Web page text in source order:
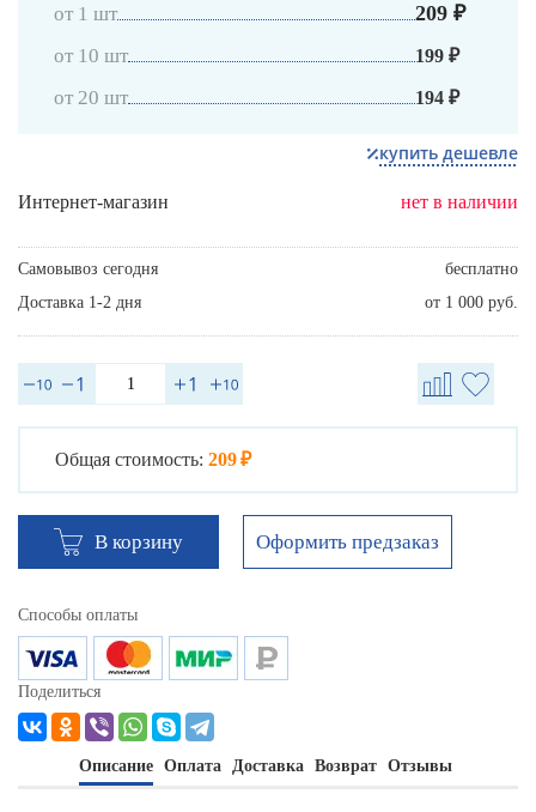
от 1 шт 209 ₽
от 10 шт 199 ₽
от 20 шт 194 ₽
купить дешевле
Интернет-магазин нет в наличии
Самовывоз сегодня
бесплатно
Доставка 1-2 дня
от 1 000 руб.
Общая стоимость: 209 ₽
В корзину Оформить предзаказ
Способы оплаты
Поделиться
Описание Оплата Доставка Возврат Отзывы